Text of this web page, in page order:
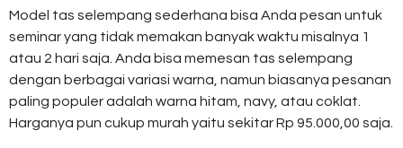
Model tas selempang sederhana bisa Anda pesan untuk
seminar yang tidak memakan banyak waktu misalnya 1
atau 2 hari saja. Anda bisa memesan tas selempang
dengan berbagai variasi warna, namun biasanya pesanan
paling populer adalah warna hitam, navy, atau coklat.
Harganya pun cukup murah yaitu sekitar Rp 95.000,00 saja.